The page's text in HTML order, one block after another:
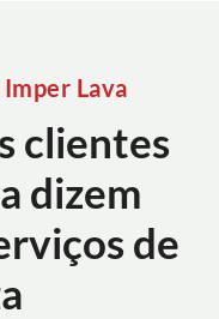
Lava
clientes
dizem
de